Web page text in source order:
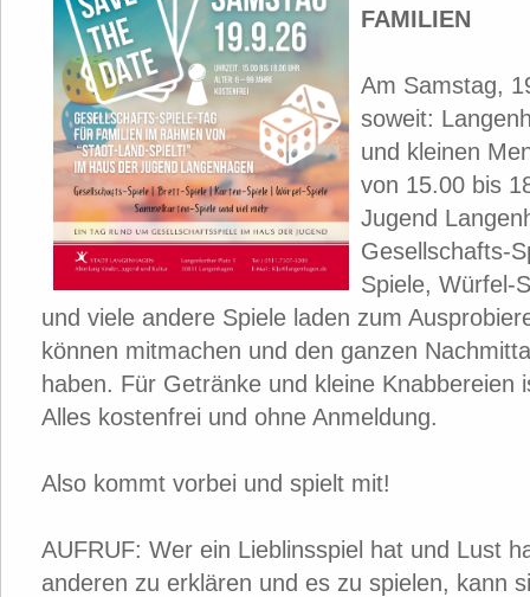
FAMILIEN
Am Samstag,
soweit:
und kleinen
von 15.00 bis
Jugend
Gesellschafts-
Spiele, Würfel-
und viele andere Spiele laden zum
können mitmachen und den ganzen
haben. Für Getränke und kleine
Alles kostenfrei und ohne Anmeldung.
Also kommt vorbei und spielt mit!
AUFRUF: Wer ein Lieblinsspiel hat und Lust
anderen zu erklären und es zu spielen, kann